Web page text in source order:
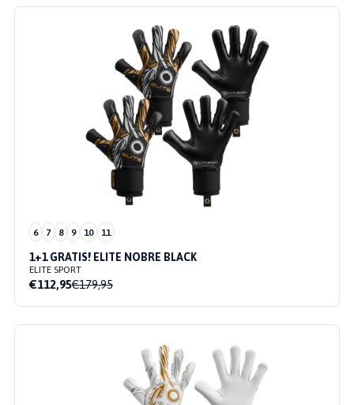
6 7 8 9 10 11
1+1 GRATIS! ELITE NOBRE BLACK
ELITE SPORT
€112,95€179,95